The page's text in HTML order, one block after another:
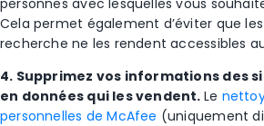
personnes avec lesquelles vous
Cela permet également d’éviter que
recherche ne les rendent accessibles
4. Supprimez vos informations des
en données qui les vendent. Le
personnelles de McAfee (uniquement